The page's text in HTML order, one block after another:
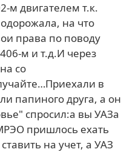
м двигателем т.к.
на что
права по поводу
м и т.д.И через
со
в
папиного друга, а он
спросил:а вы УАЗа
пришлось ехать
на учет, а УАЗ